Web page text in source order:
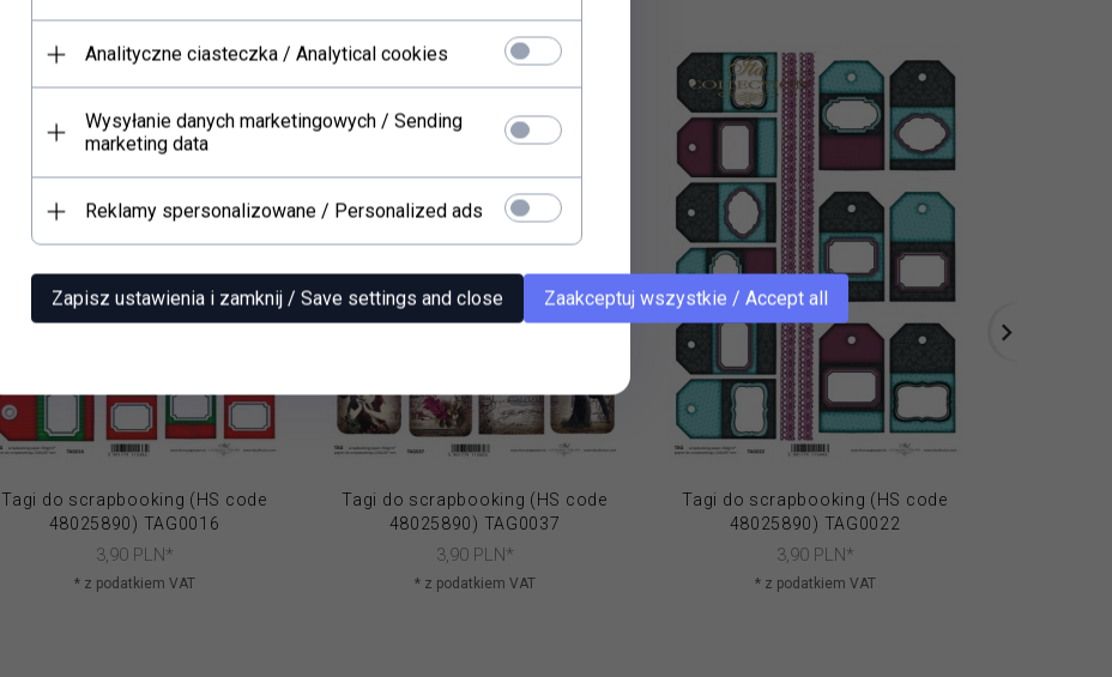
Tagi do scrapbooking (HS code
48025890) TAG0016
3,90 PLN*
* z podatkiem VAT
Tagi do scrapbooking (HS code
48025890) TAG0037
3,90 PLN*
* z podatkiem VAT
Tagi do scrapbooking (HS code
48025890) TAG0022
3,90 PLN*
* z podatkiem VAT
Analityczne ciasteczka / Analytical cookies
Wysyłanie danych marketingowych / Sending
marketing data
Reklamy spersonalizowane / Personalized ads
Zapisz ustawienia i zamknij / Save settings and close Zaakceptuj wszystkie / Accept all